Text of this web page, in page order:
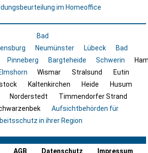
im Homeoffice
Bad
Neumünster Lübeck
Bad
Pinneberg Bargteheide Schwerin
Wismar Stralsund
Eutin
Kaltenkirchen Heide
Husum
Norderstedt
Timmendorfer Strand
Aufsichtbehörden für
in ihrer Region
AGB Datenschutz Impressum